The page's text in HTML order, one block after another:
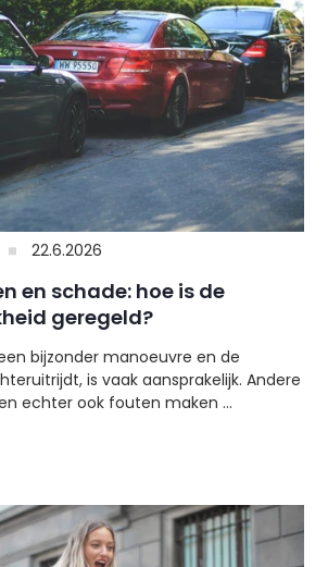
22.6.2026
en schade: hoe is de
geregeld?
bijzonder manoeuvre en de
is vaak aansprakelijk. Andere
echter ook fouten maken ...